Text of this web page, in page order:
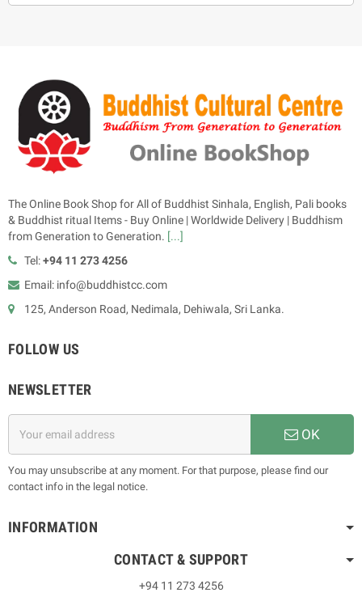
The Online Book Shop for All of Buddhist Sinhala, English, Pali books
& Buddhist ritual Items - Buy Online | Worldwide Delivery | Buddhism
from Generation to Generation. [...]
Tel:+94 11 273 4256
Email: info@buddhistcc.com
125, Anderson Road, Nedimala, Dehiwala, Sri Lanka.
FOLLOW US
NEWSLETTER
OK
You may unsubscribe at any moment. For that purpose, please find our
contact info in the legal notice.
INFORMATION
CONTACT & SUPPORT
+94 11 273 4256